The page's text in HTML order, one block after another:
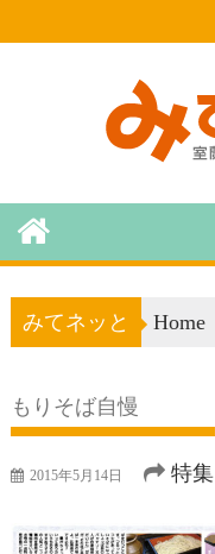
みてネッと Home
もりそば自慢
2015年5月14日 特集